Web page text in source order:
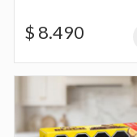
$ 8.490